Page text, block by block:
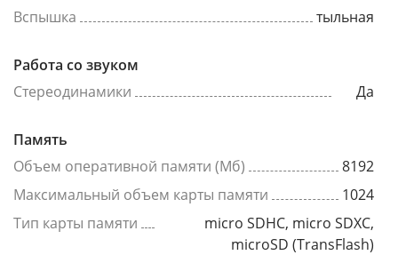
Вспышка
тыльная
Работа со звуком
Стереодинамики
Да
Память
Объем оперативной памяти (Мб)
8192
Максимальный объем карты памяти
1024
Тип карты памяти
micro SDHC, micro SDXC,
microSD (TransFlash)